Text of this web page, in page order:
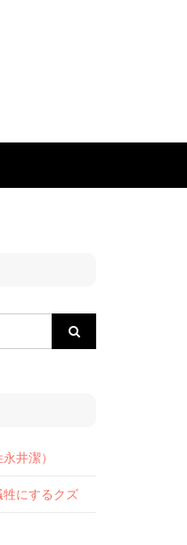
井潔）
にするクズ